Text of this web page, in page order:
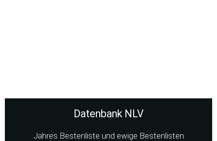
Datenbank NLV
Jahres Bestenliste und ewige Bestenlisten